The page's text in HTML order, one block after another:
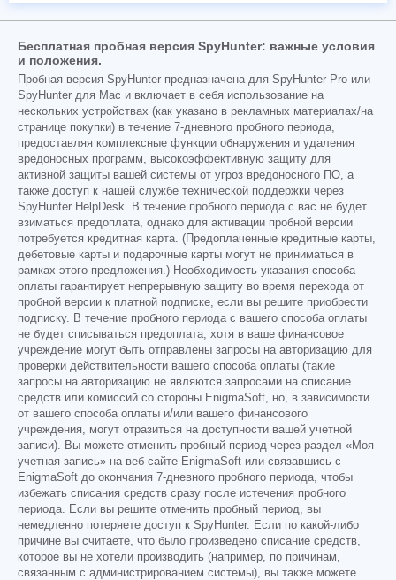
Бесплатная пробная версия SpyHunter: важные условия
и положения.
Пробная версия SpyHunter предназначена для SpyHunter Pro или
SpyHunter для Mac и включает в себя использование на
нескольких устройствах (как указано в рекламных материалах/на
странице покупки) в течение 7-дневного пробного периода,
предоставляя комплексные функции обнаружения и удаления
вредоносных программ, высокоэффективную защиту для
активной защиты вашей системы от угроз вредоносного ПО, а
также доступ к нашей службе технической поддержки через
SpyHunter HelpDesk. В течение пробного периода с вас не будет
взиматься предоплата, однако для активации пробной версии
потребуется кредитная карта. (Предоплаченные кредитные карты,
дебетовые карты и подарочные карты могут не приниматься в
рамках этого предложения.) Необходимость указания способа
оплаты гарантирует непрерывную защиту во время перехода от
пробной версии к платной подписке, если вы решите приобрести
подписку. В течение пробного периода с вашего способа оплаты
не будет списываться предоплата, хотя в ваше финансовое
учреждение могут быть отправлены запросы на авторизацию для
проверки действительности вашего способа оплаты (такие
запросы на авторизацию не являются запросами на списание
средств или комиссий со стороны EnigmaSoft, но, в зависимости
от вашего способа оплаты и/или вашего финансового
учреждения, могут отразиться на доступности вашей учетной
записи). Вы можете отменить пробный период через раздел «Моя
учетная запись» на веб-сайте EnigmaSoft или связавшись с
EnigmaSoft до окончания 7-дневного пробного периода, чтобы
избежать списания средств сразу после истечения пробного
периода. Если вы решите отменить пробный период, вы
немедленно потеряете доступ к SpyHunter. Если по какой-либо
причине вы считаете, что было произведено списание средств,
которое вы не хотели производить (например, по причинам,
связанным с администрированием системы), вы также можете